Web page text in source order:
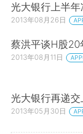
光大银行上半
2013年08月26日
蔡洪平谈H股20
2013年08月11日
光大银行再递
2013年05月30日